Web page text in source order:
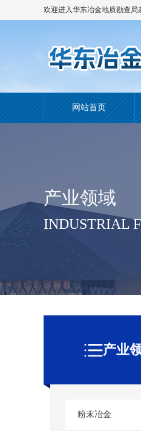
欢迎进入华东冶金地质勘查局
网站首页
产业领域
INDUSTRIAL
产业
粉末冶金